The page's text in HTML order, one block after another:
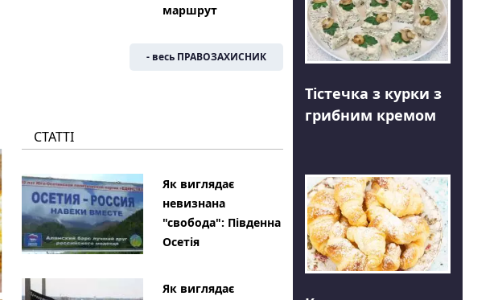
маршрут
- весь ПРАВОЗАХИСНИК
СТАТТІ
Як виглядає
невизнана
"свобода": Південна
Осетія
Як виглядає
Тістечка з курки з
грибним кремом